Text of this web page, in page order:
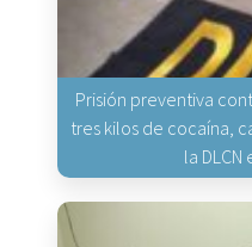
Prisión preventiva
tres kilos de cocaína,
la